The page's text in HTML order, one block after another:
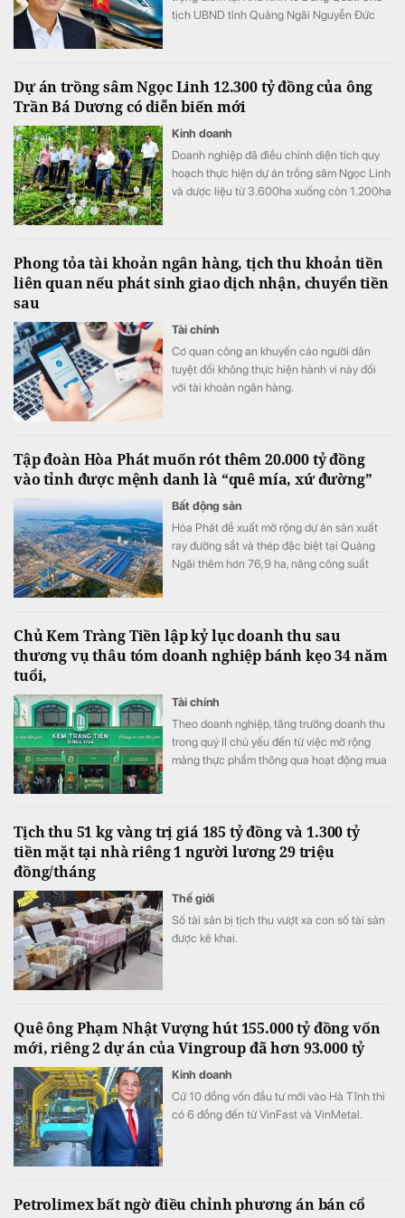
tịch UBND tỉnh Quảng Ngãi Nguyễn Đức
Dự án trồng sâm Ngọc Linh 12.300 tỷ đồng của ông
Trần Bá Dương có diễn biến mới
Kinh doanh
Doanh nghiệp đã điều chỉnh diện tích quy
hoạch thực hiện dự án trồng sâm Ngọc Linh
và dược liệu từ 3.600ha xuống còn 1.200ha
Phong tỏa tài khoản ngân hàng, tịch thu khoản tiền
liên quan nếu phát sinh giao dịch nhận, chuyển tiền
sau
Tài chính
Cơ quan công an khuyến cáo người dân
tuyệt đối không thực hiện hành vi này đối
với tài khoản ngân hàng.
Tập đoàn Hòa Phát muốn rót thêm 20.000 tỷ đồng
vào tỉnh được mệnh danh là “quê mía, xứ đường”
Bất động sản
Hòa Phát đề xuất mở rộng dự án sản xuất
ray đường sắt và thép đặc biệt tại Quảng
Ngãi thêm hơn 76,9 ha, nâng công suất
Chủ Kem Tràng Tiền lập kỷ lục doanh thu sau
thương vụ thâu tóm doanh nghiệp bánh kẹo 34 năm
tuổi,
Tài chính
Theo doanh nghiệp, tăng trưởng doanh thu
trong quý II chủ yếu đến từ việc mở rộng
mảng thực phẩm thông qua hoạt động mua
Tịch thu 51 kg vàng trị giá 185 tỷ đồng và 1.300 tỷ
tiền mặt tại nhà riêng 1 người lương 29 triệu
đồng/tháng
Thế giới
Số tài sản bị tịch thu vượt xa con số tài sản
được kê khai.
Quê ông Phạm Nhật Vượng hút 155.000 tỷ đồng vốn
mới, riêng 2 dự án của Vingroup đã hơn 93.000 tỷ
Kinh doanh
Cứ 10 đồng vốn đầu tư mới vào Hà Tĩnh thì
có 6 đồng đến từ VinFast và VinMetal.
Petrolimex bất ngờ điều chỉnh phương án bán cổ